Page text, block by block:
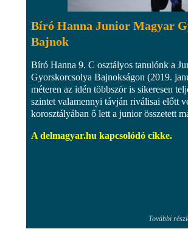
Bíró Hanna Junior Magyar
Bajnok
Bíró Hanna 9. C osztályos tanulónk a
Gyorskorcsolya Bajnokságon (2019.
méteren az idén többször is sikeresen
szintet valamennyi távján riválisai előtt
korosztályában ő lett a junior összetett
A delmagyar.hu kapcsolódó cikke.
További